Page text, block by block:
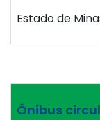
Estado de
Ônibus